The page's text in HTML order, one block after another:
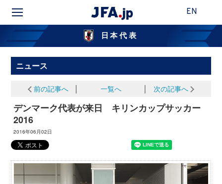
EN
日本代表
ニュース
前の記事へ 一覧へ 次の記事へ
デンマーク代表が来日 キリンカップサッカー
2016
2016年06月02日